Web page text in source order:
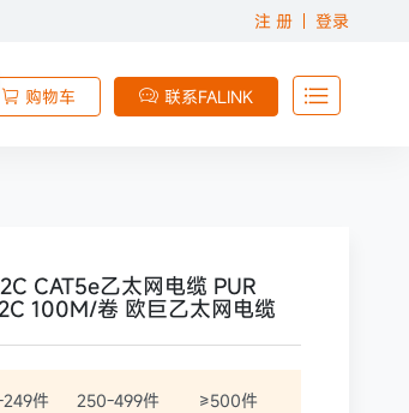
注 册 登录
 购物车  联系FALINK 
CAT5e乙太网电缆 PUR
100M/卷 欧巨乙太网电缆
件 250-499件
≥500件